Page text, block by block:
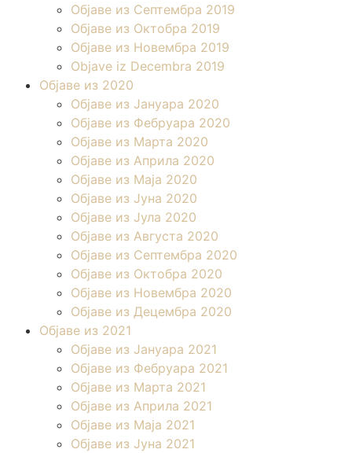
Објаве из Септембра 2019
Објаве из Октобра 2019
Објаве из Новембра 2019
Objave iz Decembra 2019
Објаве из 2020
Објаве из Јануара 2020
Објаве из Фебруара 2020
Објаве из Марта 2020
Објаве из Априла 2020
Објаве из Маја 2020
Објаве из Јуна 2020
Објаве из Јула 2020
Објаве из Августа 2020
Објаве из Септембра 2020
Објаве из Октобра 2020
Објаве из Новембра 2020
Објаве из Децембра 2020
Објаве из 2021
Објаве из Јануара 2021
Објаве из Фебруара 2021
Објаве из Марта 2021
Објаве из Априла 2021
Објаве из Маја 2021
Објаве из Јуна 2021